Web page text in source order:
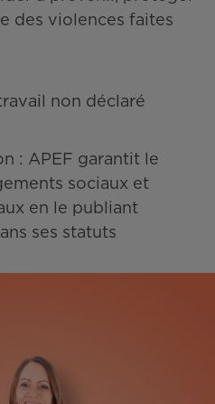
des violences faites
non déclaré
: APEF garantit le
sociaux et
en le publiant
ses statuts